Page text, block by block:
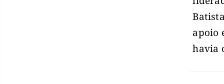
apoio
havia